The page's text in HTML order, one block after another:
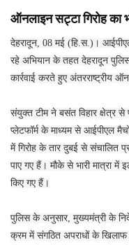
ऑनलाइन सट्टा गिरोह का
देहरादून, 08 मई (हि.स.)।
रहे अभियान के तहत देहरादून
कार्रवाई करते हुए अंतरराष्ट्रीय
संयुक्त टीम ने बसंत विहार क्षेत्र से
प्लेटफॉर्म के माध्यम से आईपीएल
में गिरोह के तार दुबई से संचालित
पाए गए हैं। मौके से भारी मात्रा
किए गए हैं।
पुलिस के अनुसार, मुख्यमंत्री के
क्रम में संगठित अपराधों के खिलाफ